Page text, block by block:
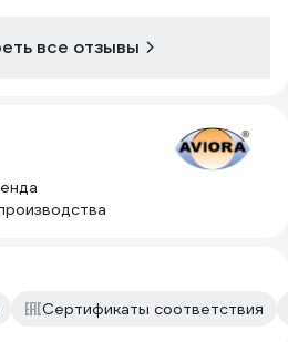
все отзывы
Сертификаты соответствия